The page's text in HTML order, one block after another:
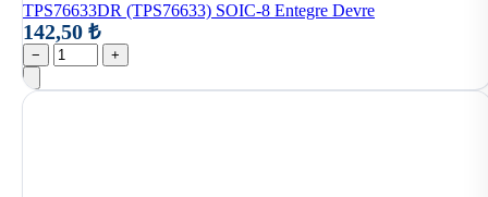
TPS76633DR (TPS76633) SOIC-8 Entegre Devre
142,50 ₺
− +